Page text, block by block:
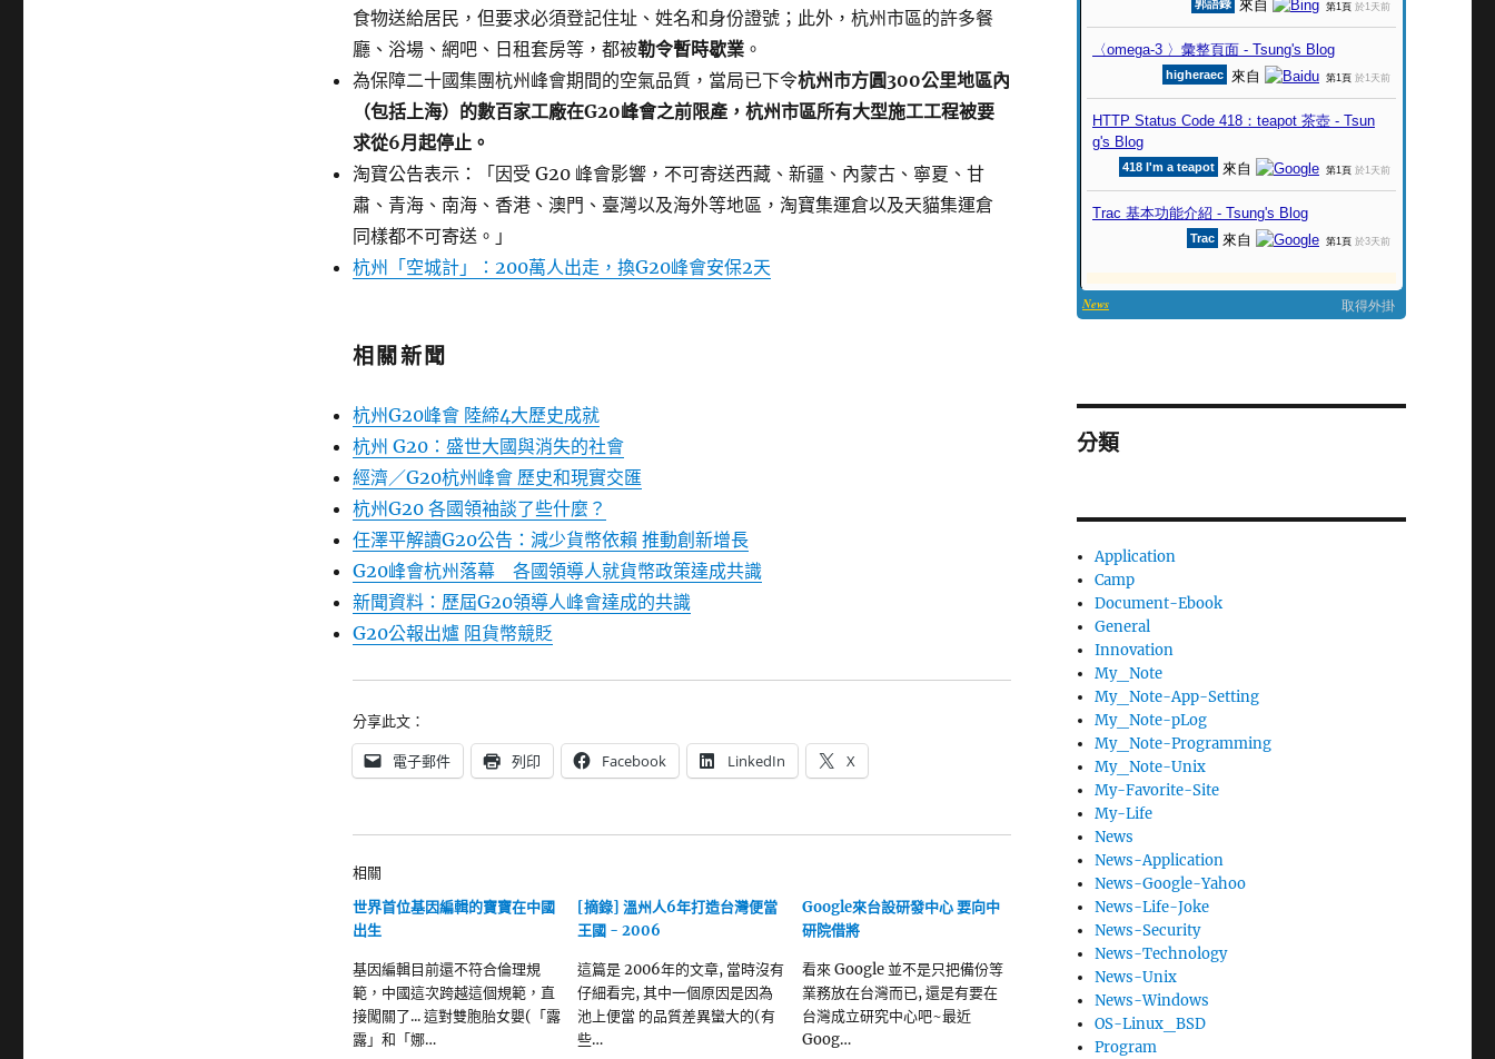
食物送給居民，但要求必須登記住址、姓名和身份證號；此外，杭州市區的許多餐
廳、浴場、網吧、日租套房等，都被勒令暫時歇業。
為保障二十國集團杭州峰會期間的空氣品質，當局已下令杭州市方圓300公里地區內
（包括上海）的數百家工廠在G20峰會之前限產，杭州市區所有大型施工工程被要
求從6月起停止。
淘寶公告表示：「因受 G20 峰會影響，不可寄送西藏、新疆、內蒙古、寧夏、甘
肅、青海、南海、香港、澳門、臺灣以及海外等地區，淘寶集運倉以及天貓集運倉
同樣都不可寄送。」
杭州「空城計」：200萬人出走，換G20峰會安保2天
相關新聞
杭州G20峰會 陸締4大歷史成就
杭州 G20：盛世大國與消失的社會
經濟／G20杭州峰會 歷史和現實交匯
杭州G20 各國領袖談了些什麼？
任澤平解讀G20公告：減少貨幣依賴 推動創新增長
G20峰會杭州落幕 各國領導人就貨幣政策達成共識
新聞資料：歷屆G20領導人峰會達成的共識
G20公報出爐 阻貨幣競貶
分享此文：
電子郵件 列印 Facebook LinkedIn X
相關
世界首位基因編輯的寶寶在中國
出生
基因編輯目前還不符合倫理規
範，中國這次跨越這個規範，直
接闖關了... 這對雙胞胎女嬰(「露
露」和「娜…
[摘錄] 溫州人6年打造台灣便當
王國 - 2006
這篇是 2006年的文章, 當時沒有
仔細看完, 其中一個原因是因為
池上便當 的品質差異蠻大的(有
些…
Google來台設研發中心 要向中
研院借將
看來 Google 並不是只把備份等
業務放在台灣而已, 還是有要在
台灣成立研究中心吧~最近
Goog…
分類
Application
Camp
Document-Ebook
General
Innovation
My_Note
My_Note-App-Setting
My_Note-pLog
My_Note-Programming
My_Note-Unix
My-Favorite-Site
My-Life
News
News-Application
News-Google-Yahoo
News-Life-Joke
News-Security
News-Technology
News-Unix
News-Windows
OS-Linux_BSD
Program